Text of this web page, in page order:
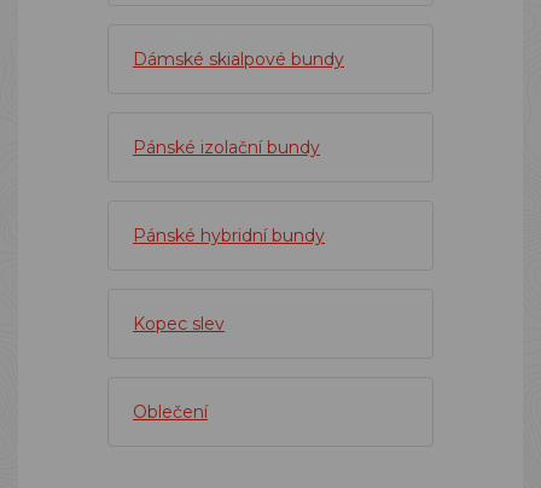
Dámské skialpové bundy
Pánské izolační bundy
Pánské hybridní bundy
Kopec slev
Oblečení